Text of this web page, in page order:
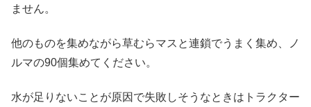
ません。
他のものを集めながら草むらマスと連鎖でうまく集め、ノ
ルマの90個集めてください。
水が足りないことが原因で失敗しそうなときはトラクター